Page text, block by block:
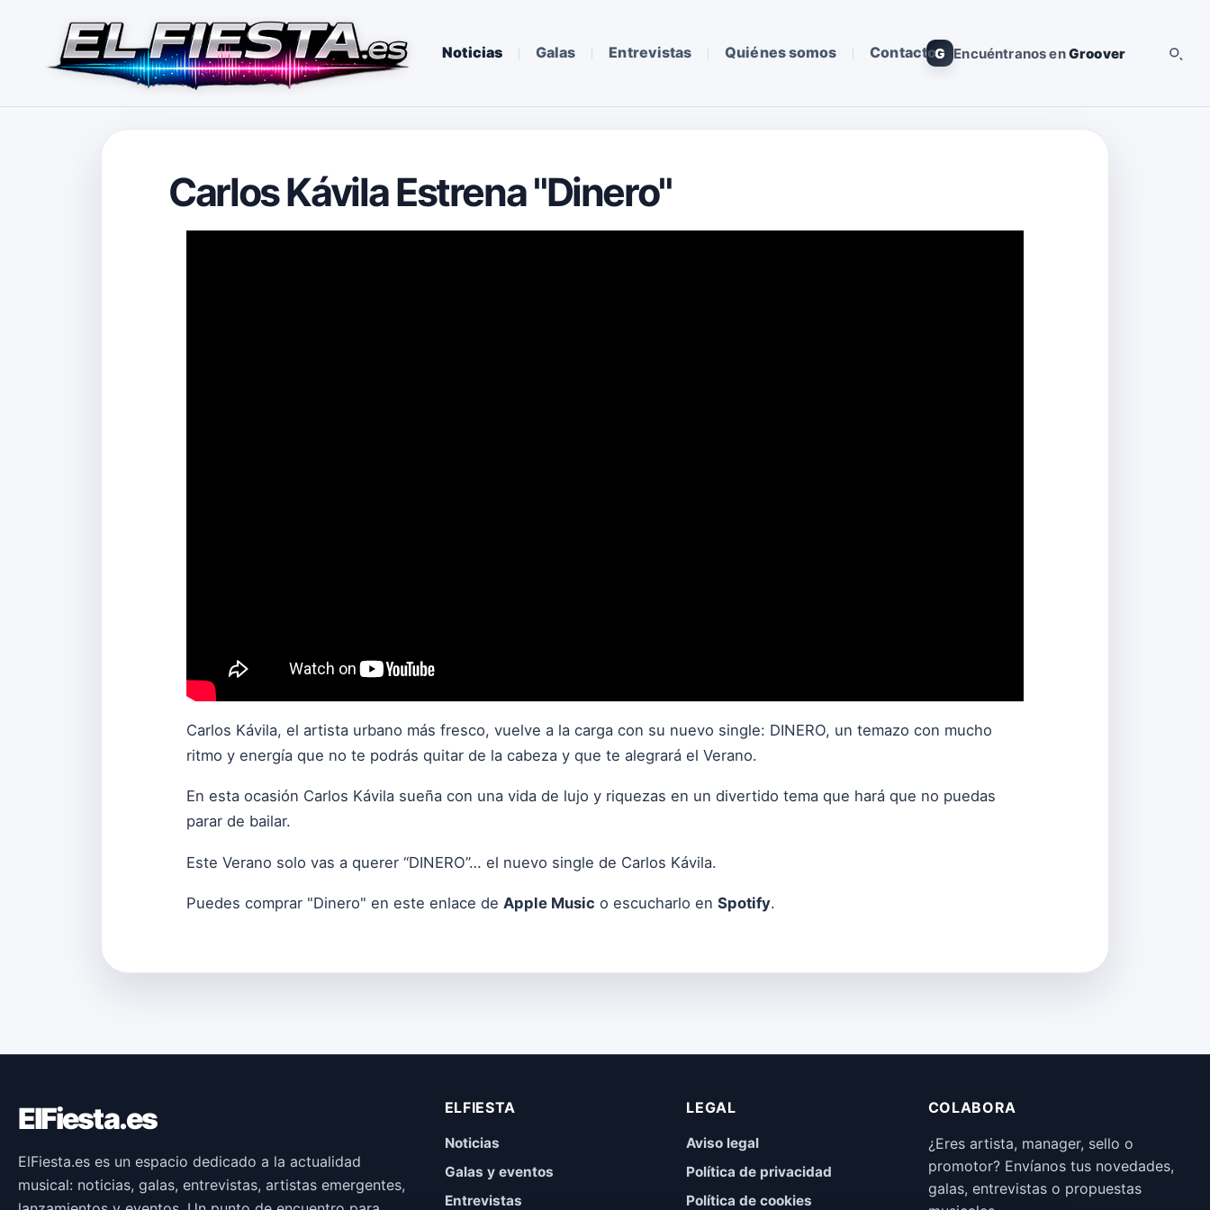
Noticias Galas Entrevistas Quiénes somos ContactoG Encuéntranos enGroover
Carlos Kávila Estrena "Dinero"
Carlos Kávila, el artista urbano más fresco, vuelve a la carga con su nuevo single: DINERO, un temazo con mucho
ritmo y energía que no te podrás quitar de la cabeza y que te alegrará el Verano.
En esta ocasión Carlos Kávila sueña con una vida de lujo y riquezas en un divertido tema que hará que no puedas
parar de bailar.
Este Verano solo vas a querer “DINERO”… el nuevo single de Carlos Kávila.
Puedes comprar "Dinero" en este enlace de Apple Music o escucharlo en Spotify.
ElFiesta.es
ElFiesta.es es un espacio dedicado a la actualidad
musical: noticias, galas, entrevistas, artistas emergentes,
ELFIESTA
Noticias
Galas y eventos
Entrevistas
LEGAL
Aviso legal
Política de privacidad
Política de cookies
COLABORA
¿Eres artista, manager, sello o
promotor? Envíanos tus novedades,
galas, entrevistas o propuestas